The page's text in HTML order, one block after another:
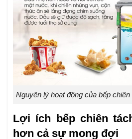
Nguyên lý hoạt động của bếp
Lợi ích bếp chiên
hơn cả sự mong đợi